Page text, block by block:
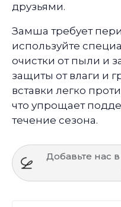
друзьями.
Замша требует
используйте
очистки от пыли и
защиты от влаги и
вставки легко
что упрощает
течение сезона.
Добавьте нас